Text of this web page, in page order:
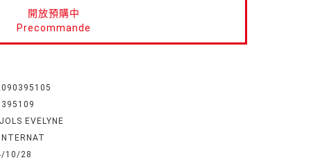
開放預購中
Precommande
EVELYNE
10/28